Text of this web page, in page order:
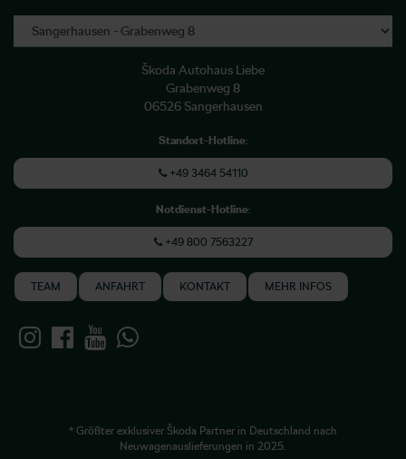
Škoda Autohaus Liebe
Grabenweg 8
06526 Sangerhausen
Standort-Hotline:
+49 3464 54110
Notdienst-Hotline:
+49 800 7563227
TEAM ANFAHRT KONTAKT MEHR INFOS
* Größter exklusiver Škoda Partner in Deutschland nach
Neuwagenauslieferungen in 2025.